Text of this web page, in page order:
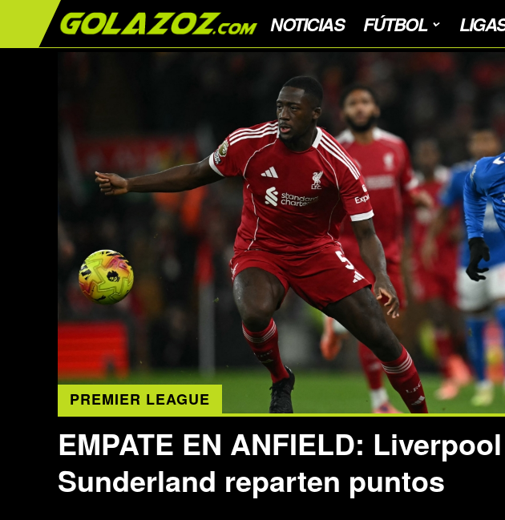
NOTICIAS FÚTBOL
PREMIER LEAGUE
EMPATE EN ANFIELD:
Sunderland reparten puntos